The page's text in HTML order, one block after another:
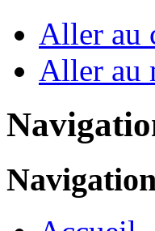
Aller au
Aller au